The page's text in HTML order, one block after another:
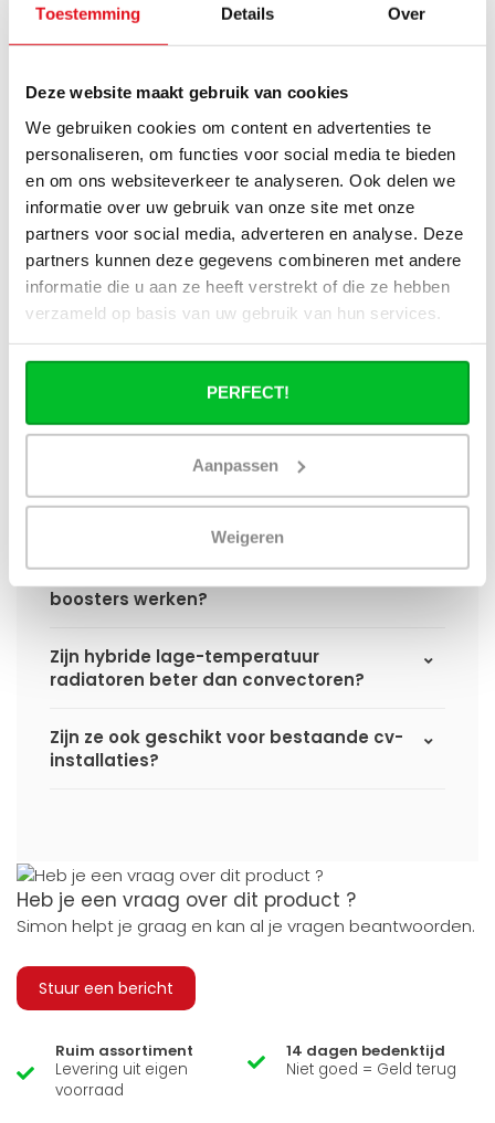
Toestemming Details Over
Deze website maakt gebruik van cookies
We gebruiken cookies om content en advertenties te
personaliseren, om functies voor social media te bieden
en om ons websiteverkeer te analyseren. Ook delen we
informatie over uw gebruik van onze site met onze
partners voor social media, adverteren en analyse. Deze
partners kunnen deze gegevens combineren met andere
informatie die u aan ze heeft verstrekt of die ze hebben
verzameld op basis van uw gebruik van hun services.
PERFECT!
Aanpassen
Weigeren
paneelradiator bij lage
aanvoertemperaturen (35–45 °C)?
Wat is het effect van hybride
verwarming op comfort en
luchtbeleving?
Wat is de functie van het waterreservoir
in type 22 hybride paneelradiatoren?
Wat is het verschil tussen een lage
temperatuur radiator en een hybride
Zijn hybride lage-temperatuur
warmtepompen?
Verbruiken de warmteboosters veel
Kan een hybride radiator ook zonder
boosters werken?
Zijn hybride lage-temperatuur
radiatoren beter dan convectoren?
Zijn ze ook geschikt voor bestaande cv-
installaties?
Heb je een vraag over dit product ?
Simon helpt je graag en kan al je vragen beantwoorden.
Stuur een bericht
Ruim assortiment
Levering uit eigen
voorraad
14 dagen bedenktijd
Niet goed = Geld terug